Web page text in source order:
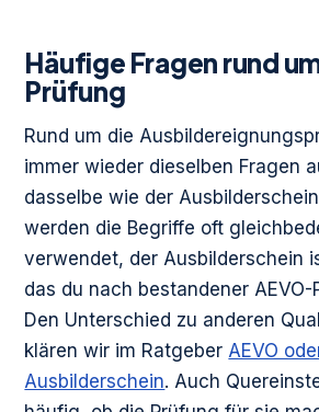
Häufige Fragen rund
Prüfung
Rund um die
immer wieder dieselben Fragen
dasselbe wie der
werden die Begriffe oft
verwendet, der Ausbilderschein
das du nach bestandener
Den Unterschied zu anderen
klären wir im Ratgeber AEVO
Ausbilderschein. Auch